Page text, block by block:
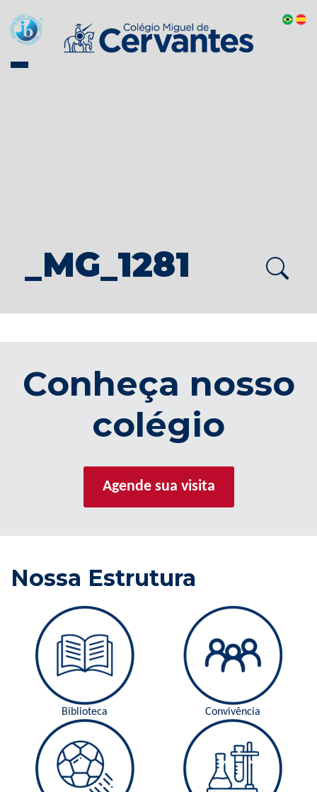
_MG_1281
Conheça nosso
colégio
Agende sua visita
Nossa Estrutura
Biblioteca Convivência